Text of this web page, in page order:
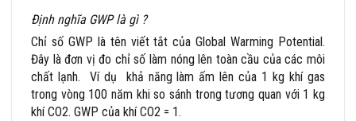
Định nghĩa GWP là gì ?
Chỉ số GWP là tên viết tắt của Global Warming Potential.
Đây là đơn vị đo chỉ số làm nóng lên toàn cầu của các môi
chất lạnh. Ví dụ khả năng làm ấm lên của 1 kg khí gas
trong vòng 100 năm khi so sánh trong tương quan với 1 kg
khí CO2. GWP của khí CO2 = 1.